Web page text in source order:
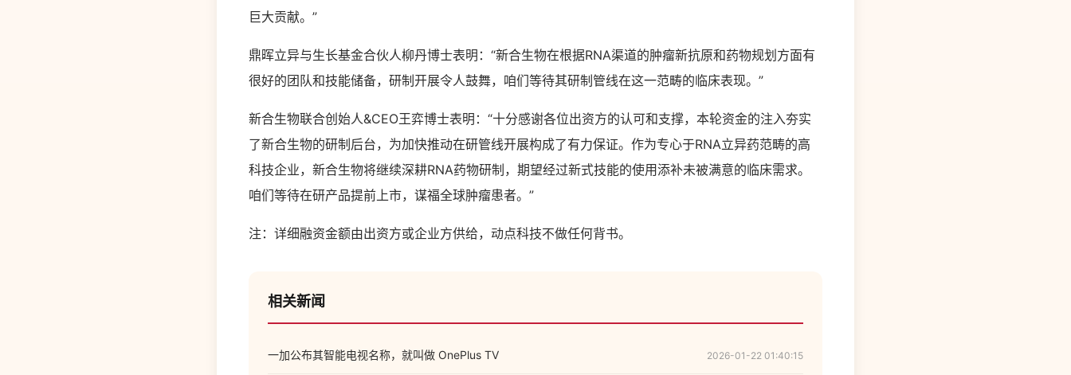
巨大贡献。”
鼎晖立异与生长基金合伙人柳丹博士表明：“新合生物在根据RNA渠道的肿瘤新抗原和药物规划方面有
很好的团队和技能储备，研制开展令人鼓舞，咱们等待其研制管线在这一范畴的临床表现。”
新合生物联合创始人&CEO王弈博士表明：“十分感谢各位出资方的认可和支撑，本轮资金的注入夯实
了新合生物的研制后台，为加快推动在研管线开展构成了有力保证。作为专心于RNA立异药范畴的高
科技企业，新合生物将继续深耕RNA药物研制，期望经过新式技能的使用添补未被满意的临床需求。
咱们等待在研产品提前上市，谋福全球肿瘤患者。”
注：详细融资金额由出资方或企业方供给，动点科技不做任何背书。
相关新闻
一加公布其智能电视名称，就叫做 OnePlus TV 2026-01-22 01:40:15